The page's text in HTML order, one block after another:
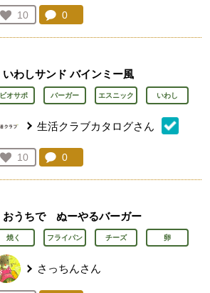
お気に入り登録：
10
人が登録
コメント：
0
いわしサンド バインミー風
ビオサポ バーガー エスニック いわし
生活クラブカタログさん
お気に入り登録：
10
人が登録
コメント：
0
おうちで ぬーやるバーガー
焼く フライパン チーズ 卵
さっちんさん